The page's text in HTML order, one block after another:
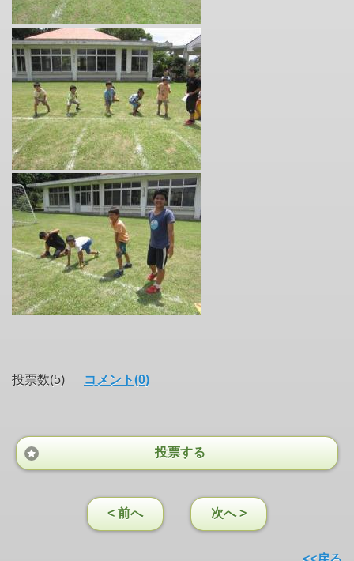
投票数(5) コメント(0)
投票する
< 前へ 次へ >